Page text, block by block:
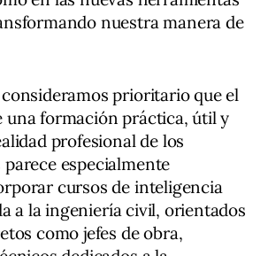
nuestra manera de
prioritario que el
una formación práctica, útil y
profesional de los
especialmente
cursos de inteligencia
a la ingeniería civil, orientados
como jefes de obra,